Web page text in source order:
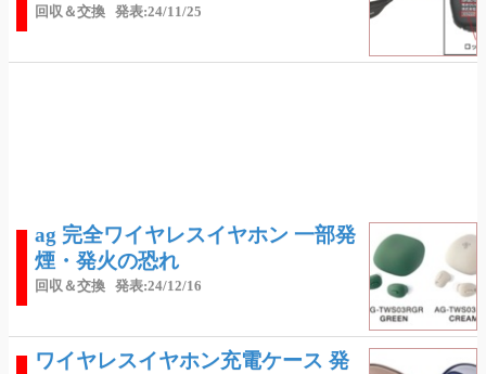
回収＆交換 発表:24/11/25
ag 完全ワイヤレスイヤホン 一部発
煙・発火の恐れ
回収＆交換 発表:24/12/16
ワイヤレスイヤホン充電ケース 発